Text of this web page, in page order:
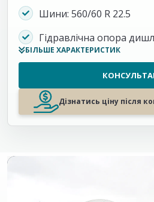
Шини: 560/60 R 22.5
Гідравлічна опора
БІЛЬШЕ ХАРАКТЕРИСТИК
Дізнатись ціну після